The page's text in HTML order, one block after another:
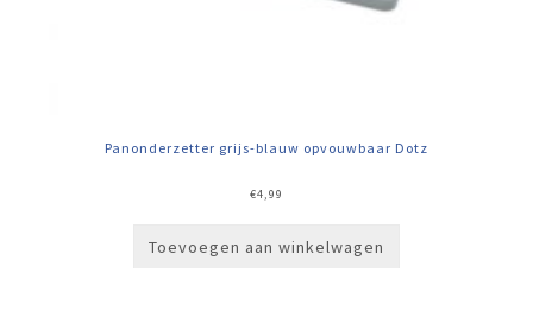
Panonderzetter grijs-blauw opvouwbaar Dotz
€4,99
Toevoegen aan winkelwagen